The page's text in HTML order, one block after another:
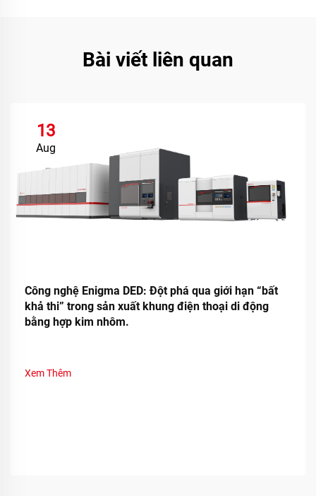
Bài viết liên quan
13
Aug
Công nghệ Enigma DED: Đột phá qua giới hạn “bất
khả thi” trong sản xuất khung điện thoại di động
bằng hợp kim nhôm.
Xem Thêm